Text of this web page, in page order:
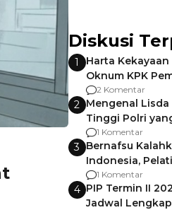
Diskusi
1
Harta Kekayaan
Oknum KPK
Pemalang
2 Komentar
2 Mengenal Lisda
Tinggi Polri
Usai Jadi Brigjen
1 Komentar
3 Bernafsu
Indonesia,
Berencana
1 Komentar
4 PIP Termin II
Jadwal